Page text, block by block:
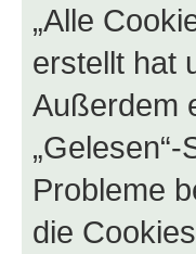
„Alle
erstellt hat
Außerdem
Probleme
die